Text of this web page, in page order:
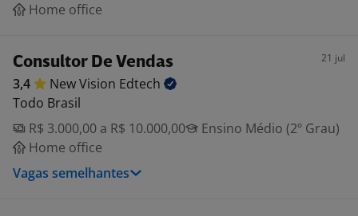
Home office
Consultor De Vendas 21 jul
3,4 New Vision Edtech
Todo Brasil
R$ 3.000,00 a R$ 10.000,00
Ensino Médio (2º Grau)
Home office
Vagas semelhantes